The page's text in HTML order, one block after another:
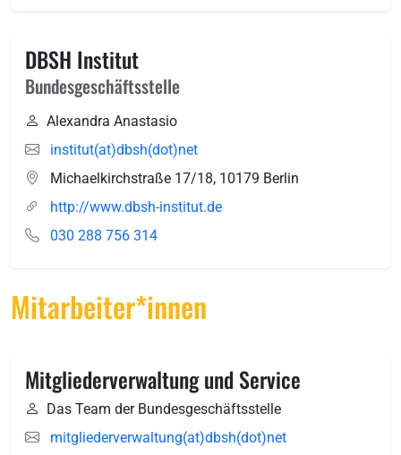
DBSH Institut
Bundesgeschäftsstelle
Alexandra Anastasio
institut(at)dbsh(dot)net
Michaelkirchstraße 17/18, 10179 Berlin
http://www.dbsh-institut.de
030 288 756 314
Mitarbeiter*innen
Mitgliederverwaltung und Service
Das Team der Bundesgeschäftsstelle
mitgliederverwaltung(at)dbsh(dot)net